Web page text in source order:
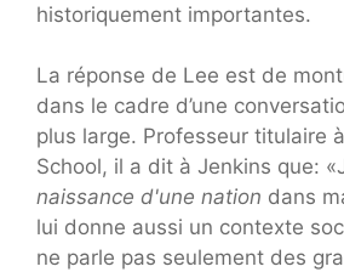
historiquement importantes.
La réponse de Lee est de
dans le cadre d’une
plus large. Professeur titulaire
School, il a dit à Jenkins que:
naissance d'une nation dans
lui donne aussi un contexte
ne parle pas seulement des